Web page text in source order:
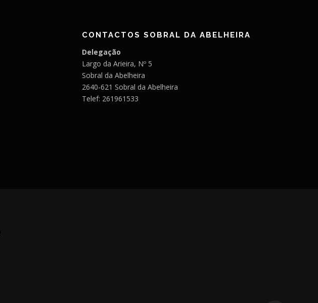
CONTACTOS SOBRAL DA ABELHEIRA
Delegação
Largo da Arieira, Nº 5
Sobral da Abelheira
2640-621 Sobral da Abelheira
Telef: 261961533